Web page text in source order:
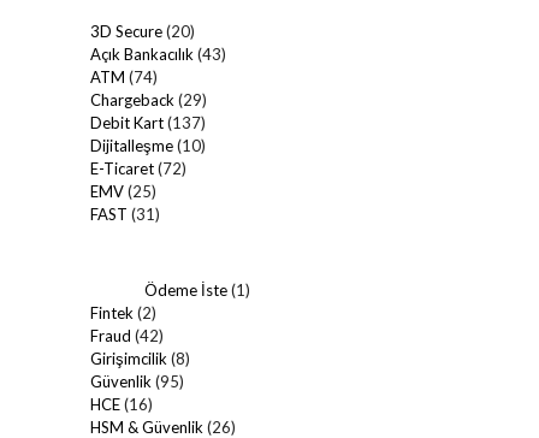
3D Secure(20)
Açık Bankacılık (43)
ATM (74)
Chargeback (29)
Debit Kart(137)
Dijitalleşme(10)
E-Ticaret(72)
EMV(25)
FAST (31)
Ödeme İste(1)
Fintek (2)
Fraud (42)
Girişimcilik (8)
Güvenlik (95)
HCE(16)
HSM & Güvenlik (26)